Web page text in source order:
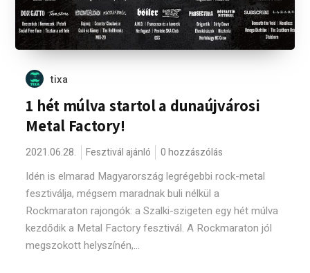
tixa
1 hét múlva startol a dunaújvárosi
Metal Factory!
2021.06.28. Fesztivál ajánló 0 hozzászólás
Idén is elmarad Magyarország legrégebbi rock-metal
fesztiválja, mégsem maradnak buli nélkül a
Rockmaraton rajongók: a Szalki-szigeten egy hét múlva
kezdődik a Metal Factory fesztivál. A Rockmaraton jól
megszokott helyszínén,...